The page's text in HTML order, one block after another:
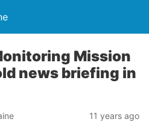
Mission
news briefing in
11 years ago